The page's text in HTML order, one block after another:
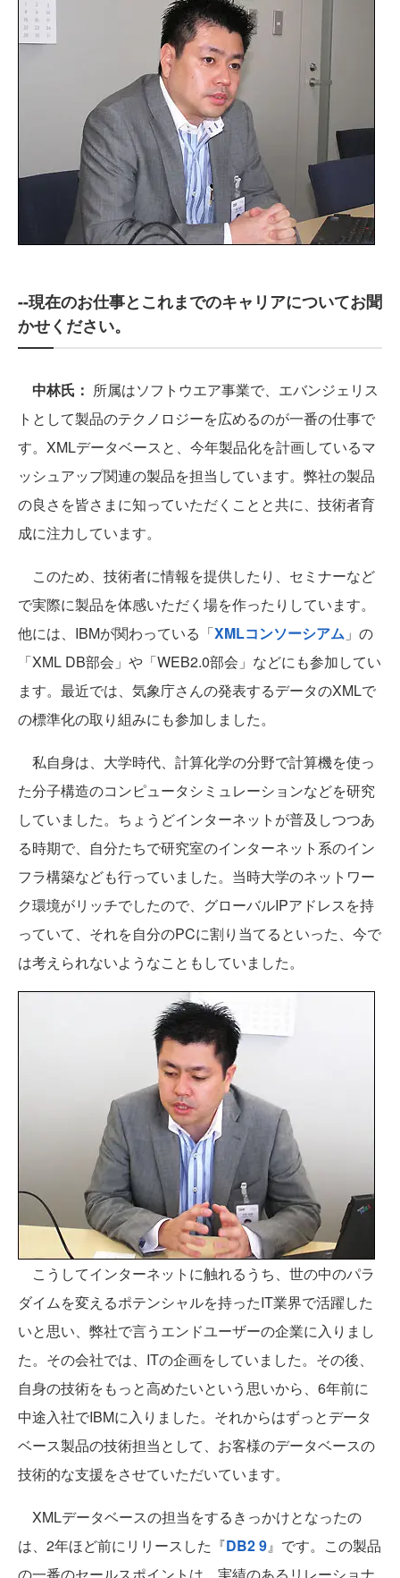
--現在のお仕事とこれまでのキャリアについてお聞
かせください。
中林氏： 所属はソフトウエア事業で、エバンジェリス
トとして製品のテクノロジーを広めるのが一番の仕事で
す。XMLデータベースと、今年製品化を計画しているマ
ッシュアップ関連の製品を担当しています。弊社の製品
の良さを皆さまに知っていただくことと共に、技術者育
成に注力しています。
このため、技術者に情報を提供したり、セミナーなど
で実際に製品を体感いただく場を作ったりしています。
他には、IBMが関わっている「XMLコンソーシアム 」の
「XML DB部会」や「WEB2.0部会」などにも参加してい
ます。最近では、気象庁さんの発表するデータのXMLで
の標準化の取り組みにも参加しました。
私自身は、大学時代、計算化学の分野で計算機を使っ
た分子構造のコンピュータシミュレーションなどを研究
していました。ちょうどインターネットが普及しつつあ
る時期で、自分たちで研究室のインターネット系のイン
フラ構築なども行っていました。当時大学のネットワー
ク環境がリッチでしたので、グローバルIPアドレスを持
っていて、それを自分のPCに割り当てるといった、今で
は考えられないようなこともしていました。
こうしてインターネットに触れるうち、世の中のパラ
ダイムを変えるポテンシャルを持ったIT業界で活躍した
いと思い、弊社で言うエンドユーザーの企業に入りまし
た。その会社では、ITの企画をしていました。その後、
自身の技術をもっと高めたいという思いから、6年前に
中途入社でIBMに入りました。それからはずっとデータ
ベース製品の技術担当として、お客様のデータベースの
技術的な支援をさせていただいています。
XMLデータベースの担当をするきっかけとなったの
は、2年ほど前にリリースした『DB2 9』です。この製品